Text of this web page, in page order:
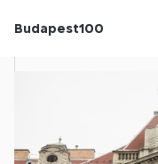
Budapest100